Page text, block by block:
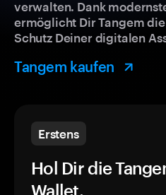
verwalten. Dank
ermöglicht Dir Tangem
Schutz Deiner digitalen
Tangem kaufen
Erstens
Hol Dir die
Wallet.